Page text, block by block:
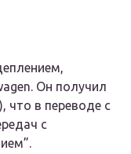
Он получил
что в переводе с
с